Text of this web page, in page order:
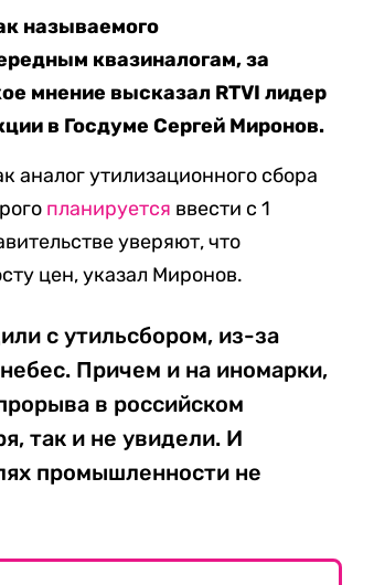
называемого
квазиналогам, за
мнение высказал RTVI лидер
в Госдуме Сергей Миронов.
аналог утилизационного сбора
планируется ввести с 1
уверяют, что
цен, указал Миронов.
с утильсбором, из-за
Причем и на иномарки,
в российском
так и не увидели. И
промышленности не